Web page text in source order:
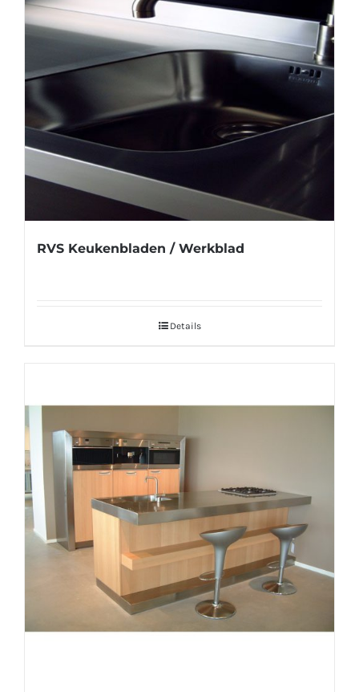
RVS Keukenbladen / Werkblad
Details